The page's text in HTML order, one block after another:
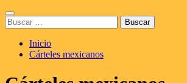
Saltar
al
contenido
Menú
principal
Buscar:
Inicio
Cárteles mexicanos